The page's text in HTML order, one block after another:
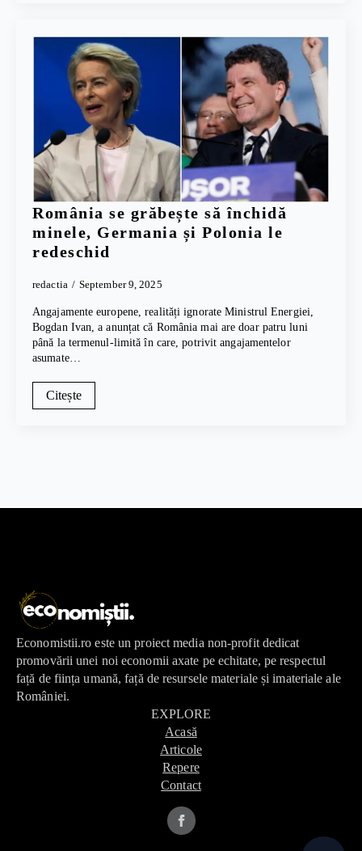
România se grăbește să închidă
minele, Germania și Polonia le
redeschid
redactia September 9, 2025
Angajamente europene, realități ignorate Ministrul Energiei,
Bogdan Ivan, a anunțat că România mai are doar patru luni
până la termenul-limită în care, potrivit angajamentelor
asumate…
Citește
Economistii.ro este un proiect media non-profit dedicat
promovării unei noi economii axate pe echitate, pe respectul
față de ființa umană, față de resursele materiale și imateriale ale
României.
EXPLORE
Acasă
Articole
Repere
Contact